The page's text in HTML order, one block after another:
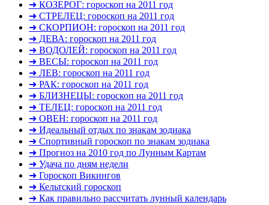
➜ КОЗЕРОГ: гороскоп на 2011 год
➜ СТРЕЛЕЦ: гороскоп на 2011 год
➜ СКОРПИОН: гороскоп на 2011 год
➜ ДЕВА: гороскоп на 2011 год
➜ ВОДОЛЕЙ: гороскоп на 2011 год
➜ ВЕСЫ: гороскоп на 2011 год
➜ ЛЕВ: гороскоп на 2011 год
➜ РАК: гороскоп на 2011 год
➜ БЛИЗНЕЦЫ: гороскоп на 2011 год
➜ ТЕЛЕЦ: гороскоп на 2011 год
➜ ОВЕН: гороскоп на 2011 год
➜ Идеальный отдых по знакам зодиака
➜ Спортивный гороскоп по знакам зодиака
➜ Прогноз на 2010 год по Лунным Картам
➜ Удача по дням недели
➜ Гороскоп Викингов
➜ Кельтский гороскоп
➜ Как правильно рассчитать лунный календарь